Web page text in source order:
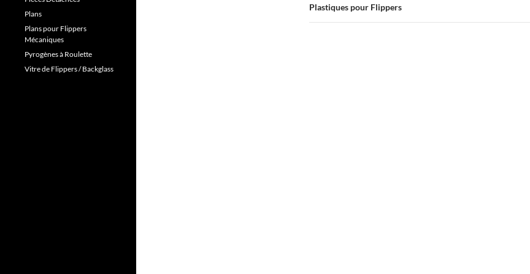
des
Plastiques pour Flippers
Plans
Plans pour Flippers
Mécaniques
Pyrogènes à Roulette
Vitre de Flippers / Backglass